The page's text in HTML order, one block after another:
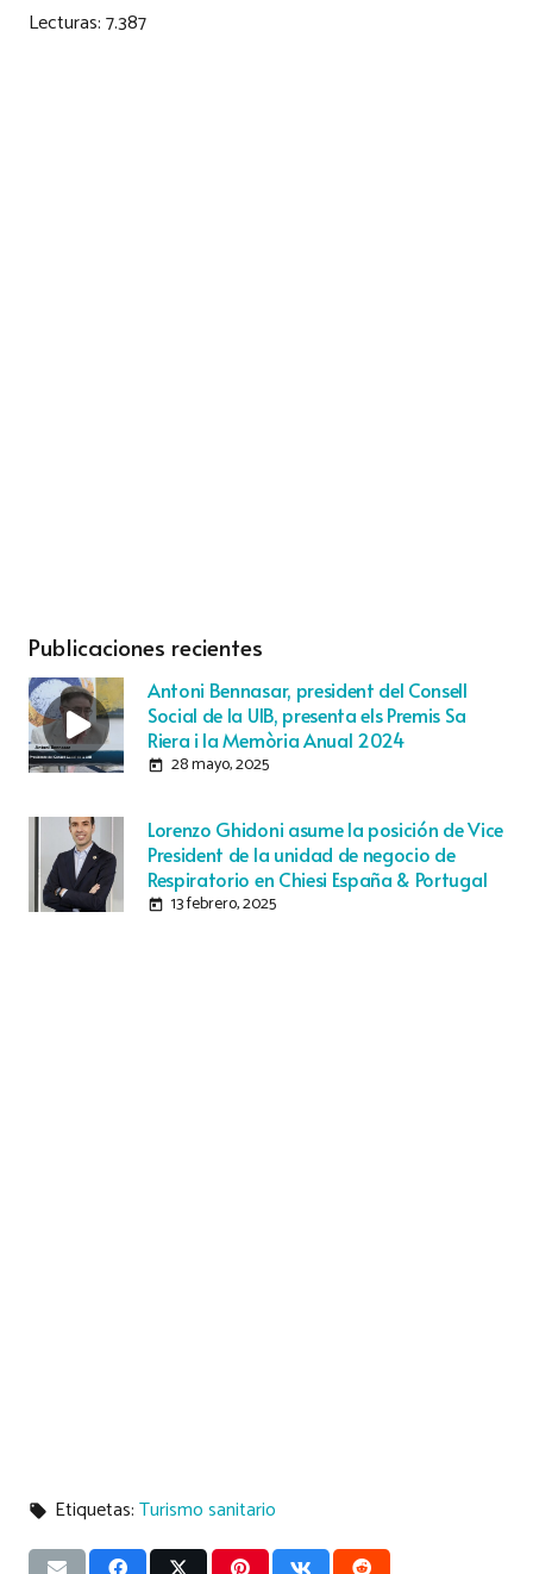
Lecturas:7.387
Publicaciones recientes
Antoni Bennasar, president del Consell
Social de la UIB, presenta els Premis Sa
Riera i la Memòria Anual 2024
today 28 mayo, 2025
Lorenzo Ghidoni asume la posición de Vice
President de la unidad de negocio de
Respiratorio en Chiesi España & Portugal
today 13 febrero, 2025
local_offer Etiquetas:Turismo sanitario